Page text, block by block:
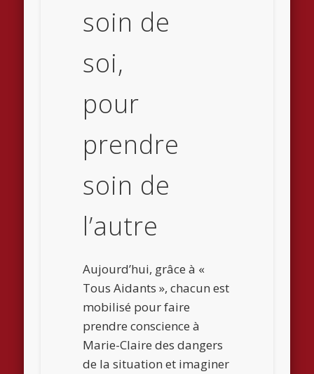
soin de
soi,
pour
prendre
soin de
l’autre
Aujourd’hui, grâce à «
Tous Aidants », chacun est
mobilisé pour faire
prendre conscience à
Marie-Claire des dangers
de la situation et imaginer